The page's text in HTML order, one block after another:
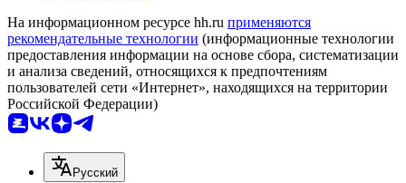
На информационном ресурсе hh.ru применяются
рекомендательные технологии (информационные технологии
предоставления информации на основе сбора, систематизации
и анализа сведений, относящихся к предпочтениям
пользователей сети «Интернет», находящихся на территории
Российской Федерации)
Русский